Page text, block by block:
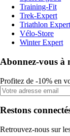
Training-Fit
Trek-Expert
Triathlon Expert
Vélo-Store
Winter Expert
Abonnez-vous à
Profitez de -10% en
Restons
Retrouvez-nous sur